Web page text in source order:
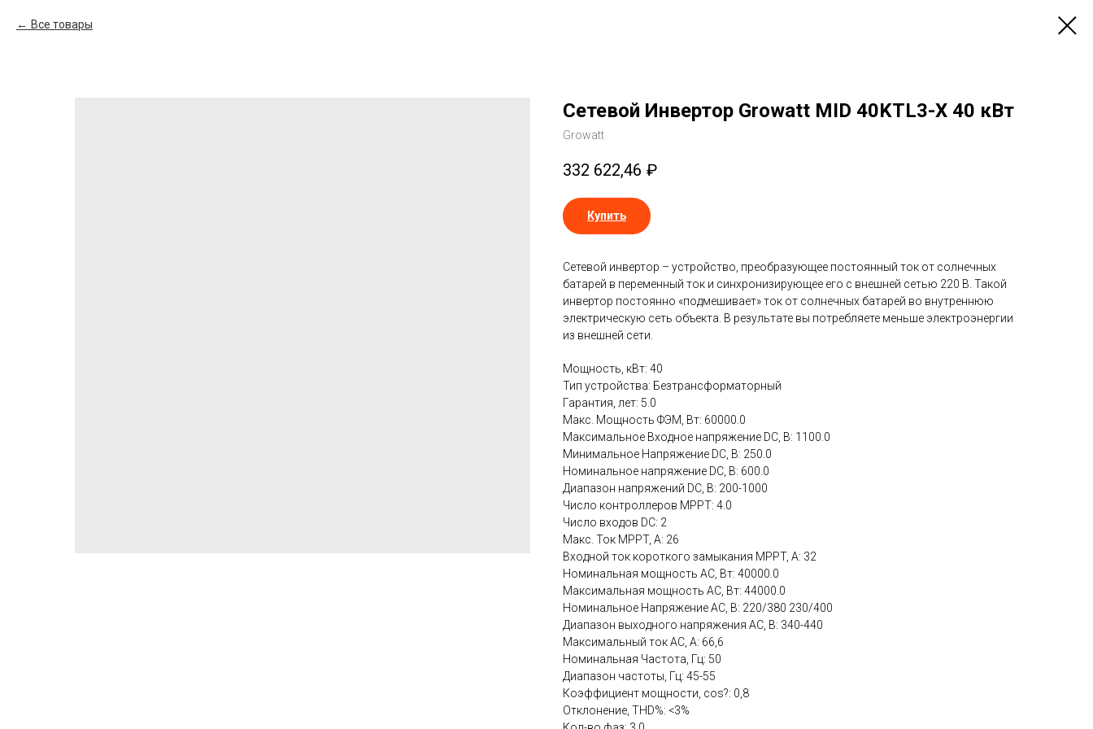
Все товары
Сетевой Инвертор Growatt MID 40KTL3-X 40 кВт
Growatt
332 622,46 ₽
Купить
Сетевой инвертор – устройство, преобразующее постоянный ток от солнечных
батарей в переменный ток и синхронизирующее его с внешней сетью 220 В. Такой
инвертор постоянно «подмешивает» ток от солнечных батарей во внутреннюю
электрическую сеть объекта. В результате вы потребляете меньше электроэнергии
из внешней сети.
Мощность, кВт: 40
Тип устройства: Безтрансформаторный
Гарантия, лет: 5.0
Макс. Мощность ФЭМ, Вт: 60000.0
Максимальное Входное напряжение DC, В: 1100.0
Минимальное Напряжение DC, В: 250.0
Номинальное напряжение DC, В: 600.0
Диапазон напряжений DC, В: 200-1000
Число контроллеров MPPT: 4.0
Число входов DC: 2
Макс. Ток MPPT, А: 26
Входной ток короткого замыкания MPPT, А: 32
Номинальная мощность AC, Вт: 40000.0
Максимальная мощность AC, Вт: 44000.0
Номинальное Напряжение AC, В: 220/380 230/400
Диапазон выходного напряжения AC, В: 340-440
Максимальный ток AC, А: 66,6
Номинальная Частота, Гц: 50
Диапазон частоты, Гц: 45-55
Коэффициент мощности, cos?: 0,8
Отклонение, THD%: <3%